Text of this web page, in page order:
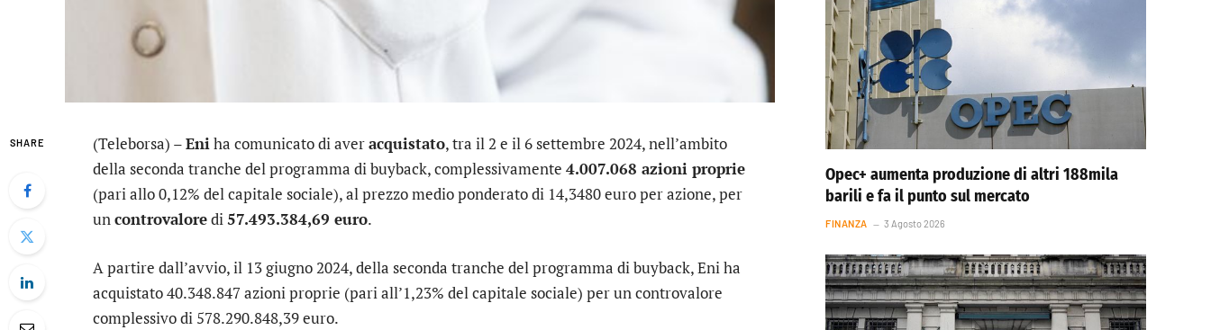
SHARE (Teleborsa) –Eniha comunicato di averacquistato, tra il 2 e il 6 settembre 2024, nell’ambito
della seconda tranche del programma di buyback, complessivamente 4.007.068 azioni proprie
(pari allo 0,12% del capitale sociale), al prezzo medio ponderato di 14,3480 euro per azione, per
uncontrovaloredi57.493.384,69 euro.
A partire dall’avvio, il 13 giugno 2024, della seconda tranche del programma di buyback, Eni ha
acquistato 40.348.847 azioni proprie (pari all’1,23% del capitale sociale) per un controvalore
complessivo di 578.290.848,39 euro.
Opec+ aumenta produzione di altri 188mila
barili e fa il punto sul mercato
FINANZA 3 Agosto 2026